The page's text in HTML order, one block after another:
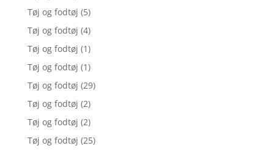
Tøj og fodtøj (5)
Tøj og fodtøj (4)
Tøj og fodtøj (1)
Tøj og fodtøj (1)
Tøj og fodtøj (29)
Tøj og fodtøj (2)
Tøj og fodtøj (2)
Tøj og fodtøj (25)